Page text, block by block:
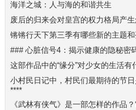
海洋之城：人与海的和谐共生
废后的归来会对皇宫的权力格局产
锵锵行天下第三季有哪些新的主题和
### 心脏信号4：揭示健康的隐秘密
这部作品中的“缘分”对少女的生活有
小村民日记中，村民们最期待的节
****
《武林有侠气》是一部怎样的作品